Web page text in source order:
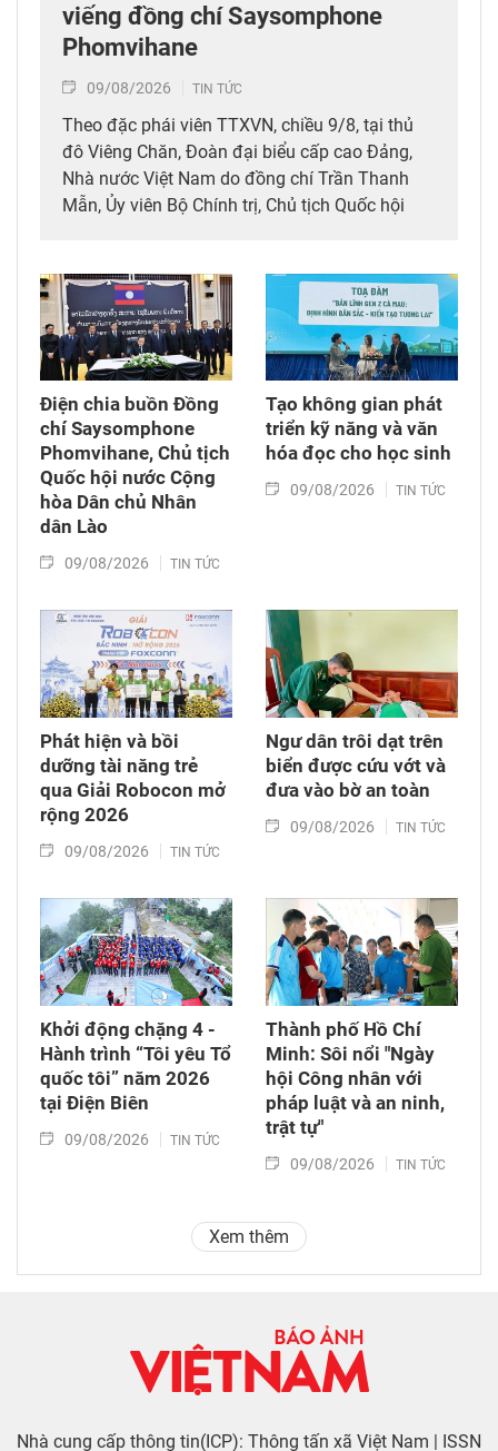
viếng đồng chí Saysomphone
Phomvihane
09/08/2026 TIN TỨC
Theo đặc phái viên TTXVN, chiều 9/8, tại thủ
đô Viêng Chăn, Đoàn đại biểu cấp cao Đảng,
Nhà nước Việt Nam do đồng chí Trần Thanh
Mẫn, Ủy viên Bộ Chính trị, Chủ tịch Quốc hội
trị, Chủ tịch Quốc hội Lào.
Điện chia buồn Đồng
chí Saysomphone
Phomvihane, Chủ tịch
Quốc hội nước Cộng
hòa Dân chủ Nhân
dân Lào
09/08/2026 TIN TỨC
Tạo không gian phát
triển kỹ năng và văn
hóa đọc cho học sinh
09/08/2026 TIN TỨC
Phát hiện và bồi
dưỡng tài năng trẻ
qua Giải Robocon mở
rộng 2026
09/08/2026 TIN TỨC
Ngư dân trôi dạt trên
biển được cứu vớt và
đưa vào bờ an toàn
09/08/2026 TIN TỨC
Khởi động chặng 4 -
Hành trình “Tôi yêu Tổ
quốc tôi” năm 2026
tại Điện Biên
09/08/2026 TIN TỨC
Thành phố Hồ Chí
Minh: Sôi nổi "Ngày
hội Công nhân với
pháp luật và an ninh,
trật tự"
09/08/2026 TIN TỨC
Xem thêm
Nhà cung cấp thông tin(ICP): Thông tấn xã Việt Nam | ISSN